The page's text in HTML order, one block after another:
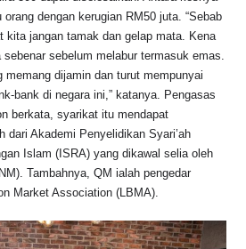
dengan kerugian RM50 juta. “Sebab
kita jangan tamak dan gelap mata. Kena
sebelum melabur termasuk emas.
memang dijamin dan turut mempunyai
bank di negara ini,” katanya. Pengasas
berkata, syarikat itu mendapat
dari Akademi Penyelidikan Syari’ah
Islam (ISRA) yang dikawal selia oleh
Tambahnya, QM ialah pengedar
Market Association (LBMA).